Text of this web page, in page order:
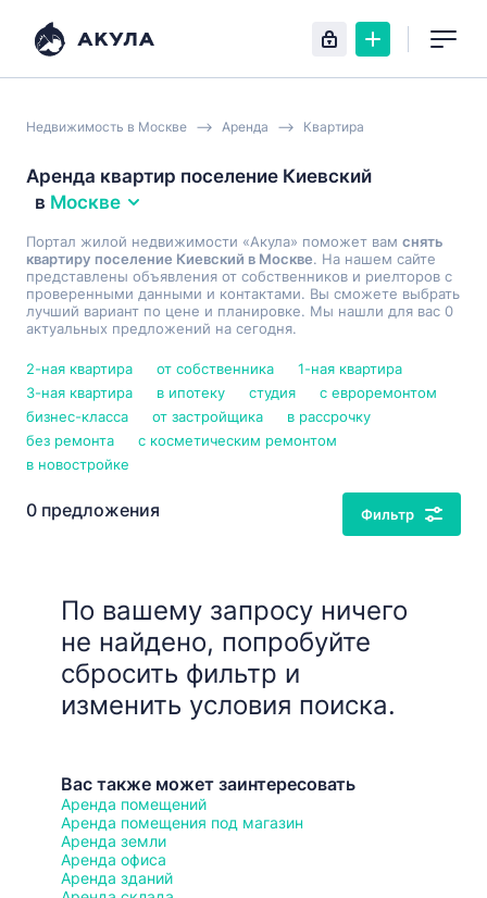
Недвижимость в Москве Аренда Квартира
Аренда квартир поселение Киевский
в Москве
Портал жилой недвижимости «Акула» поможет вам снять
квартиру поселение Киевский в Москве. На нашем сайте
представлены объявления от собственников и риелторов с
проверенными данными и контактами. Вы сможете выбрать
лучший вариант по цене и планировке. Мы нашли для вас 0
актуальных предложений на сегодня.
2-ная квартира от собственника
1-ная квартира
3-ная квартира
в ипотеку студия
с евроремонтом
бизнес-класса
от застройщика
в рассрочку
без ремонта
с косметическим ремонтом
в новостройке
0 предложения Фильтр
По вашему запросу ничего
не найдено, попробуйте
сбросить фильтр и
изменить условия поиска.
Вас также может заинтересовать
Аренда помещений
Аренда помещения под магазин
Аренда земли
Аренда офиса
Аренда зданий